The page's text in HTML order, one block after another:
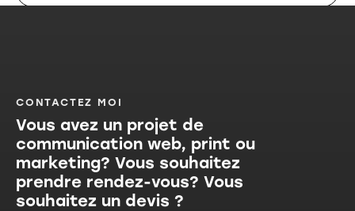
CONTACTEZ MOI
Vous avez un projet de
communication web, print ou
marketing? Vous souhaitez
prendre rendez-vous? Vous
souhaitez un devis ?